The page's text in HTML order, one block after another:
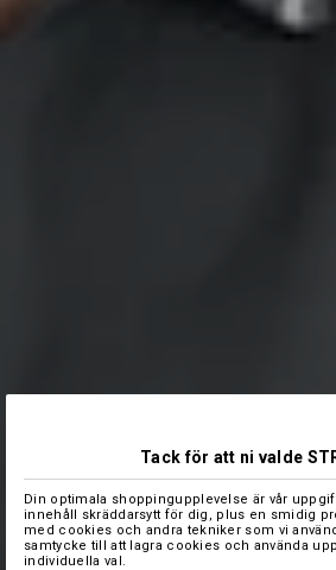
Tack för att ni valde
Din optimala shoppingupplevelse är vår
innehåll skräddarsytt för dig, plus en smidig
med cookies och andra tekniker som vi
samtycke till att lagra cookies och använda
individuella val.